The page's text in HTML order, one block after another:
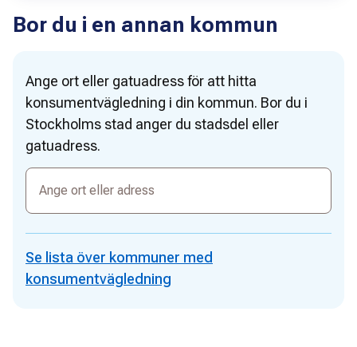
Bor du i en annan kommun
Ange ort eller gatuadress för att hitta
konsumentvägledning i din kommun. Bor du i
Stockholms stad anger du stadsdel eller
gatuadress.
Ange
eller
adress
Se lista över kommuner med
konsumentvägledning